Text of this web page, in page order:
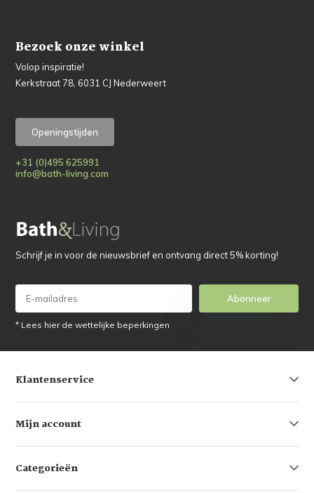
Bezoek onze winkel
Volop inspiratie!
Kerkstraat 78, 6031 CJ Nederweert
Openingstijden
+31 (0)495 625991
info@bath-living.com
Schrijf je in voor de nieuwsbrief en ontvang direct 5% korting!
Abonneer
* Lees hier de wettelijke beperkingen
Klantenservice
Mijn account
Categorieën